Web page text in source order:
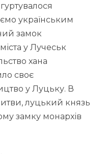
українським
замок
у Лучеськ
хана
своє
у Луцьку. В
луцький князь
замку монархів